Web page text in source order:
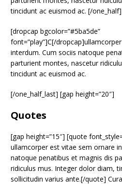
tincidunt ac euismod ac. [/
[dropcap bgcolor=”#5ba5de”
font=”play”]C[/
interdum. Cum sociis natoque
parturient montes, nascetur
tincidunt ac euismod ac.
[/one_half_last] [gap height=”20″]
Quotes
[gap height=”15″] [quote
ullamcorper est vitae sem ornare
natoque penatibus et magnis dis
ridiculus mus. Integer dolor diam,
sollicitudin varius ante.[/quote]